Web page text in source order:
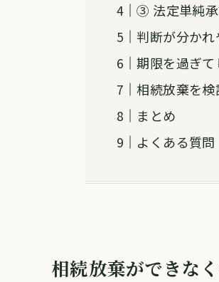
③ 法定単純
判断が分か
期限を過ぎ
相続放棄を
まとめ
よくある質問
相続放棄ができな